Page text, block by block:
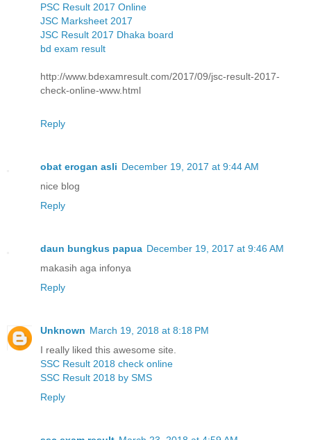
PSC Result 2017 Online
JSC Marksheet 2017
JSC Result 2017 Dhaka board
bd exam result
http://www.bdexamresult.com/2017/09/jsc-result-2017-
check-online-www.html
Reply
obat erogan asli December 19, 2017 at 9:44 AM
nice blog
Reply
daun bungkus papua December 19, 2017 at 9:46 AM
makasih aga infonya
Reply
Unknown March 19, 2018 at 8:18 PM
I really liked this awesome site.
SSC Result 2018 check online
SSC Result 2018 by SMS
Reply